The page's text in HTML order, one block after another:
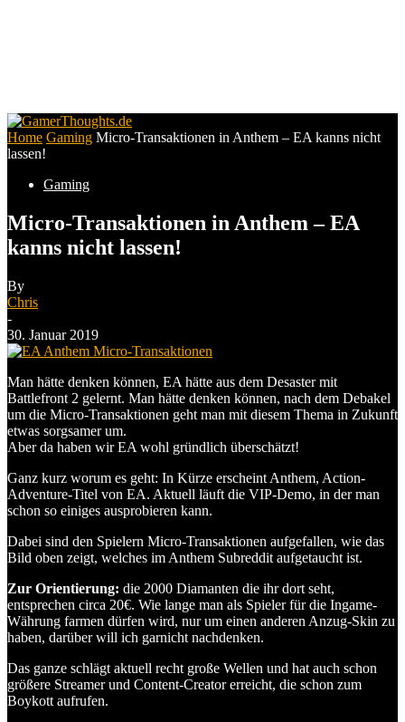
Home Gaming Micro-Transaktionen in Anthem – EA kanns nicht
lassen!
Gaming
Micro-Transaktionen in Anthem – EA
kanns nicht lassen!
By
Chris
-
30. Januar 2019
Man hätte denken können, EA hätte aus dem Desaster mit
Battlefront 2 gelernt. Man hätte denken können, nach dem Debakel
um die Micro-Transaktionen geht man mit diesem Thema in Zukunft
etwas sorgsamer um.
Aber da haben wir EA wohl gründlich überschätzt!
Ganz kurz worum es geht: In Kürze erscheint Anthem, Action-
Adventure-Titel von EA. Aktuell läuft die VIP-Demo, in der man
schon so einiges ausprobieren kann.
Dabei sind den Spielern Micro-Transaktionen aufgefallen, wie das
Bild oben zeigt, welches im Anthem Subreddit aufgetaucht ist.
Zur Orientierung: die 2000 Diamanten die ihr dort seht,
entsprechen circa 20€. Wie lange man als Spieler für die Ingame-
Währung farmen dürfen wird, nur um einen anderen Anzug-Skin zu
haben, darüber will ich garnicht nachdenken.
Das ganze schlägt aktuell recht große Wellen und hat auch schon
größere Streamer und Content-Creator erreicht, die schon zum
Boykott aufrufen.